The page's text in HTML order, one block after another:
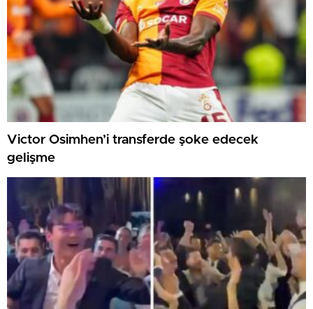
Victor Osimhen’i transferde şoke edecek
gelişme